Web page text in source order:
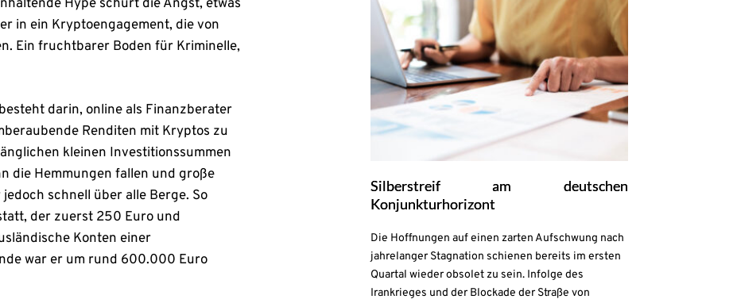
Hype schürt die Angst, etwas
in ein Kryptoengagement, die von
Ein fruchtbarer Boden für Kriminelle,
darin, online als Finanzberater
Renditen mit Kryptos zu
kleinen Investitionssummen
die Hemmungen fallen und große
schnell über alle Berge. So
der zuerst 250 Euro und
Konten einer
war er um rund 600.000 Euro
Silberstreif am deutschen
Konjunkturhorizont
Die Hoffnungen auf einen zarten Aufschwung nach
jahrelanger Stagnation schienen bereits im ersten
Quartal wieder obsolet zu sein. Infolge des
Irankrieges und der Blockade der Straße von